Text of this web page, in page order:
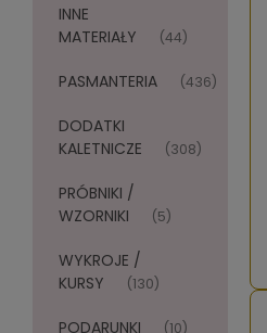
INNE
MATERIAŁY
(44)
PASMANTERIA (436)
DODATKI
KALETNICZE
(308)
PRÓBNIKI /
WZORNIKI
(5)
WYKROJE /
KURSY
(130)
PODARUNKI (10)